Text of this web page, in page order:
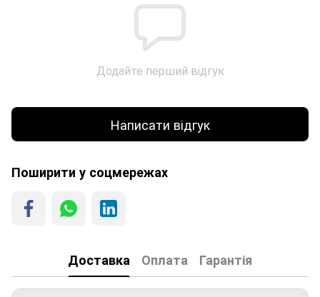
Додайте перший відгук
Написати відгук
Поширити у соцмережах
Доставка Оплата Гарантія